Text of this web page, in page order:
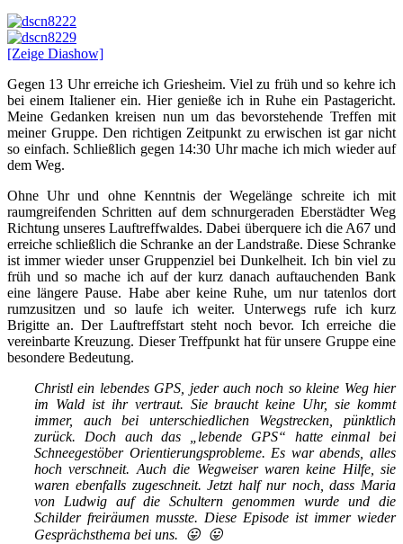
[Zeige Diashow]
Gegen 13 Uhr erreiche ich Griesheim. Viel zu früh und so kehre ich
bei einem Italiener ein. Hier genieße ich in Ruhe ein Pastagericht.
Meine Gedanken kreisen nun um das bevorstehende Treffen mit
meiner Gruppe. Den richtigen Zeitpunkt zu erwischen ist gar nicht
so einfach. Schließlich gegen 14:30 Uhr mache ich mich wieder auf
dem Weg.
Ohne Uhr und ohne Kenntnis der Wegelänge schreite ich mit
raumgreifenden Schritten auf dem schnurgeraden Eberstädter Weg
Richtung unseres Lauftreffwaldes. Dabei überquere ich die A67 und
erreiche schließlich die Schranke an der Landstraße. Diese Schranke
ist immer wieder unser Gruppenziel bei Dunkelheit. Ich bin viel zu
früh und so mache ich auf der kurz danach auftauchenden Bank
eine längere Pause. Habe aber keine Ruhe, um nur tatenlos dort
rumzusitzen und so laufe ich weiter. Unterwegs rufe ich kurz
Brigitte an. Der Lauftreffstart steht noch bevor. Ich erreiche die
vereinbarte Kreuzung. Dieser Treffpunkt hat für unsere Gruppe eine
besondere Bedeutung.
Christl ein lebendes GPS, jeder auch noch so kleine Weg hier
im Wald ist ihr vertraut. Sie braucht keine Uhr, sie kommt
immer, auch bei unterschiedlichen Wegstrecken, pünktlich
zurück. Doch auch das „lebende GPS“ hatte einmal bei
Schneegestöber Orientierungsprobleme. Es war abends, alles
hoch verschneit. Auch die Wegweiser waren keine Hilfe, sie
waren ebenfalls zugeschneit. Jetzt half nur noch, dass Maria
von Ludwig auf die Schultern genommen wurde und die
Schilder freiräumen musste. Diese Episode ist immer wieder
Gesprächsthema bei uns.
😛 😛